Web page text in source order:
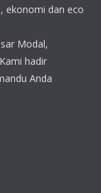
Modal,
hadir
Anda